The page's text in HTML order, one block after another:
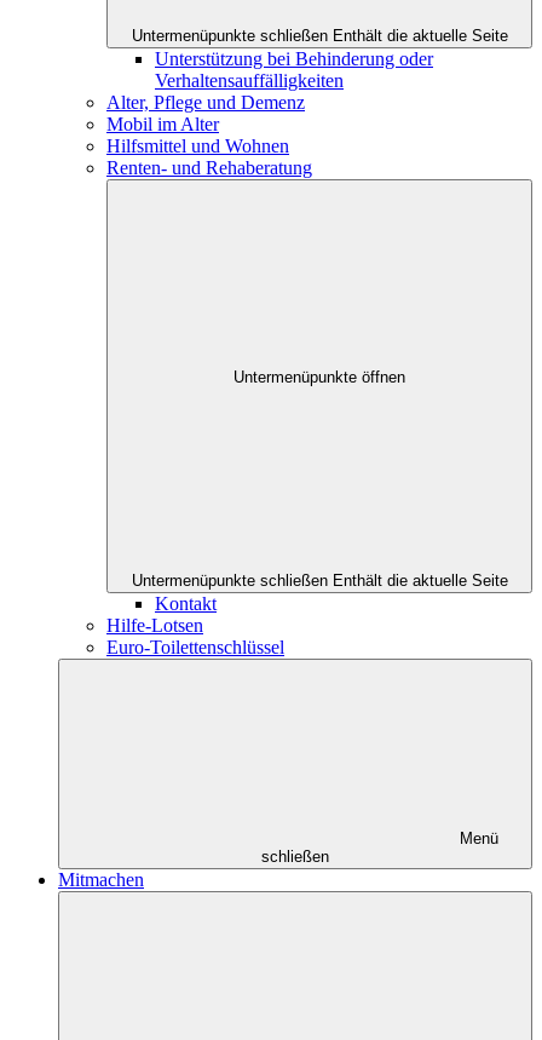
Untermenüpunkte schließen Enthält die aktuelle Seite
Unterstützung bei Behinderung oder
Verhaltensauffälligkeiten
Alter, Pflege und Demenz
Mobil im Alter
Hilfsmittel und Wohnen
Renten- und Rehaberatung
Untermenüpunkte öffnen
Untermenüpunkte schließen Enthält die aktuelle Seite
Kontakt
Hilfe-Lotsen
Euro-Toilettenschlüssel
Menü
schließen
Mitmachen